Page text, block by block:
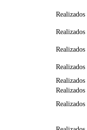
Realizados
Realizados
Realizados
Realizados
Realizados
Realizados
Realizados